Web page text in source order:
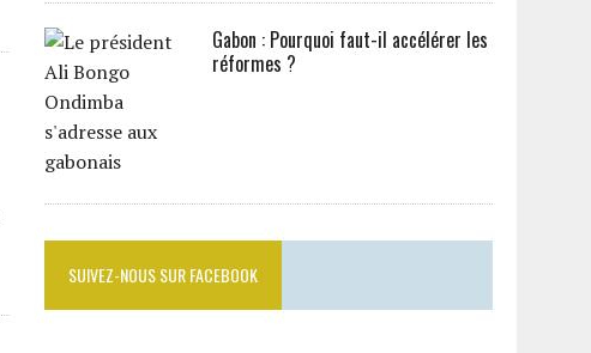
Gabon : Pourquoi faut-il accélérer les
réformes ?
SUIVEZ-NOUS SUR FACEBOOK